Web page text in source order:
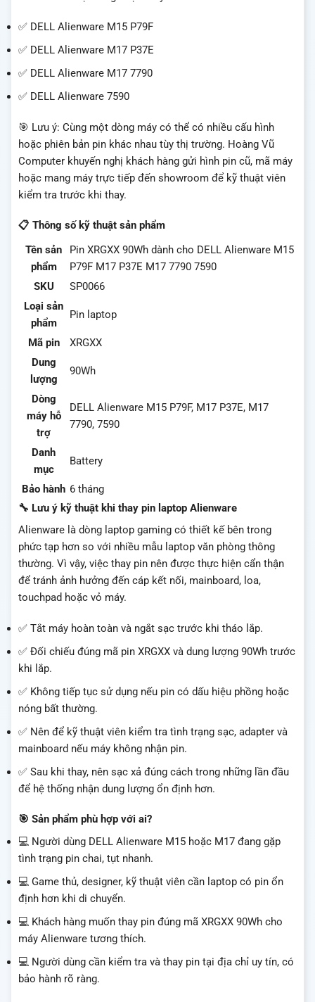
✅ DELL Alienware M15 P79F
✅ DELL Alienware M17 P37E
✅ DELL Alienware M17 7790
✅ DELL Alienware 7590
🎯 Lưu ý: Cùng một dòng máy có thể có nhiều cấu hình
hoặc phiên bản pin khác nhau tùy thị trường. Hoàng Vũ
Computer khuyến nghị khách hàng gửi hình pin cũ, mã máy
hoặc mang máy trực tiếp đến showroom để kỹ thuật viên
kiểm tra trước khi thay.
📋 Thông số kỹ thuật sản phẩm
Tên sản
phẩm
Pin XRGXX 90Wh dành cho DELL Alienware M15
P79F M17 P37E M17 7790 7590
SKU
SP0066
Loại sản
phẩm
Pin laptop
Mã pin
XRGXX
Dung
lượng
90Wh
Dòng
máy hỗ
trợ
DELL Alienware M15 P79F, M17 P37E, M17
7790, 7590
Danh
mục
Battery
Bảo hành 6 tháng
🔧 Lưu ý kỹ thuật khi thay pin laptop Alienware
Alienware là dòng laptop gaming có thiết kế bên trong
phức tạp hơn so với nhiều mẫu laptop văn phòng thông
thường. Vì vậy, việc thay pin nên được thực hiện cẩn thận
để tránh ảnh hưởng đến cáp kết nối, mainboard, loa,
touchpad hoặc vỏ máy.
✅ Tắt máy hoàn toàn và ngắt sạc trước khi tháo lắp.
✅ Đối chiếu đúng mã pin XRGXX và dung lượng 90Wh trước
khi lắp.
✅ Không tiếp tục sử dụng nếu pin có dấu hiệu phồng hoặc
nóng bất thường.
✅ Nên để kỹ thuật viên kiểm tra tình trạng sạc, adapter và
mainboard nếu máy không nhận pin.
✅ Sau khi thay, nên sạc xả đúng cách trong những lần đầu
để hệ thống nhận dung lượng ổn định hơn.
🎯 Sản phẩm phù hợp với ai?
💻 Người dùng DELL Alienware M15 hoặc M17 đang gặp
tình trạng pin chai, tụt nhanh.
💻 Game thủ, designer, kỹ thuật viên cần laptop có pin ổn
định hơn khi di chuyển.
💻 Khách hàng muốn thay pin đúng mã XRGXX 90Wh cho
máy Alienware tương thích.
💻 Người dùng cần kiểm tra và thay pin tại địa chỉ uy tín, có
bảo hành rõ ràng.